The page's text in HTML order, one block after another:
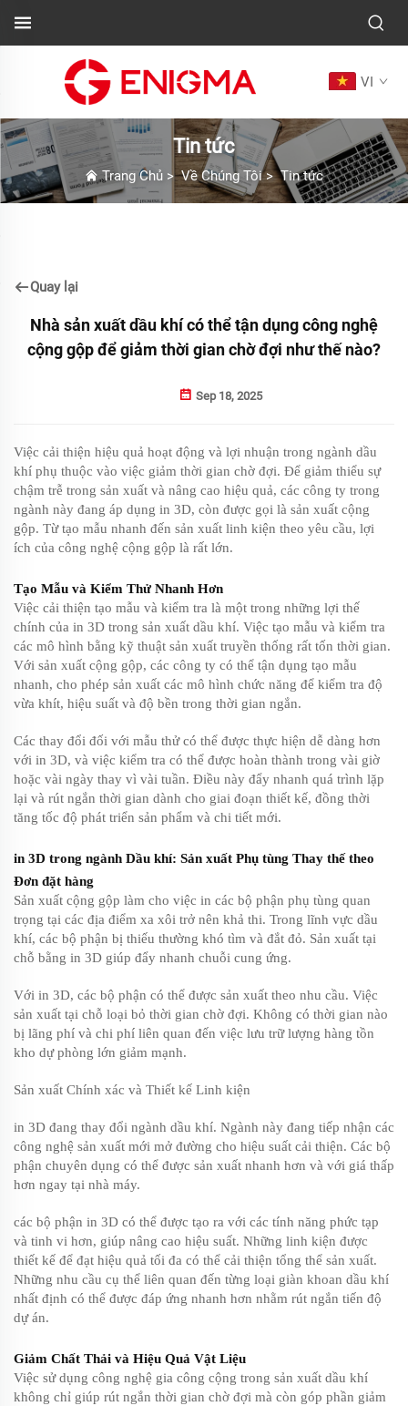
VI
Tin tức
Trang Chủ >Về Chúng Tôi>Tin tức
Quay lại
Nhà sản xuất dầu khí có thể tận dụng công nghệ
cộng gộp để giảm thời gian chờ đợi như thế nào?
Sep 18, 2025
Việc cải thiện hiệu quả hoạt động và lợi nhuận trong ngành dầu
khí phụ thuộc vào việc giảm thời gian chờ đợi. Để giảm thiểu sự
chậm trễ trong sản xuất và nâng cao hiệu quả, các công ty trong
ngành này đang áp dụng in 3D, còn được gọi là sản xuất cộng
gộp. Từ tạo mẫu nhanh đến sản xuất linh kiện theo yêu cầu, lợi
ích của công nghệ cộng gộp là rất lớn.
Tạo Mẫu và Kiểm Thử Nhanh Hơn
Việc cải thiện tạo mẫu và kiểm tra là một trong những lợi thế
chính của in 3D trong sản xuất dầu khí. Việc tạo mẫu và kiểm tra
các mô hình bằng kỹ thuật sản xuất truyền thống rất tốn thời gian.
Với sản xuất cộng gộp, các công ty có thể tận dụng tạo mẫu
nhanh, cho phép sản xuất các mô hình chức năng để kiểm tra độ
vừa khít, hiệu suất và độ bền trong thời gian ngắn.
Các thay đổi đối với mẫu thử có thể được thực hiện dễ dàng hơn
với in 3D, và việc kiểm tra có thể được hoàn thành trong vài giờ
hoặc vài ngày thay vì vài tuần. Điều này đẩy nhanh quá trình lặp
lại và rút ngắn thời gian dành cho giai đoạn thiết kế, đồng thời
tăng tốc độ phát triển sản phẩm và chi tiết mới.
in 3D trong ngành Dầu khí: Sản xuất Phụ tùng Thay thế theo
Đơn đặt hàng
Sản xuất cộng gộp làm cho việc in các bộ phận phụ tùng quan
trọng tại các địa điểm xa xôi trở nên khả thi. Trong lĩnh vực dầu
khí, các bộ phận bị thiếu thường khó tìm và đắt đỏ. Sản xuất tại
chỗ bằng in 3D giúp đẩy nhanh chuỗi cung ứng.
Với in 3D, các bộ phận có thể được sản xuất theo nhu cầu. Việc
sản xuất tại chỗ loại bỏ thời gian chờ đợi. Không có thời gian nào
bị lãng phí và chi phí liên quan đến việc lưu trữ lượng hàng tồn
kho dự phòng lớn giảm mạnh.
Sản xuất Chính xác và Thiết kế Linh kiện
in 3D đang thay đổi ngành dầu khí. Ngành này đang tiếp nhận các
công nghệ sản xuất mới mở đường cho hiệu suất cải thiện. Các bộ
phận chuyên dụng có thể được sản xuất nhanh hơn và với giá thấp
hơn ngay tại nhà máy.
các bộ phận in 3D có thể được tạo ra với các tính năng phức tạp
và tinh vi hơn, giúp nâng cao hiệu suất. Những linh kiện được
thiết kế để đạt hiệu quả tối đa có thể cải thiện tổng thể sản xuất.
Những nhu cầu cụ thể liên quan đến từng loại giàn khoan dầu khí
nhất định có thể được đáp ứng nhanh hơn nhằm rút ngắn tiến độ
dự án.
Giảm Chất Thải và Hiệu Quả Vật Liệu
Việc sử dụng công nghệ gia công cộng trong sản xuất dầu khí
không chỉ giúp rút ngắn thời gian chờ đợi mà còn góp phần giảm